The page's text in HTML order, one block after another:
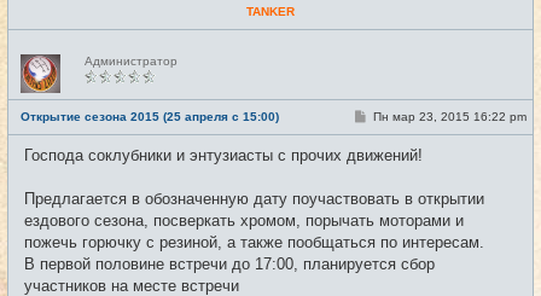
TANKER
Н
е
в
с
е
т
и
Администратор
Открытие сезона 2015 (25 апреля с 15:00) #1
С
б
н
Пн мар 23, 2015 16:22 pm
Господа соклубники и энтузиасты с прочих движений!
Предлагается в обозначенную дату поучаствовать в открытии
ездового сезона, посверкать хромом, порычать моторами и
пожечь горючку с резиной, а также пообщаться по интересам.
В первой половине встречи до 17:00, планируется сбор
участников на месте встречи